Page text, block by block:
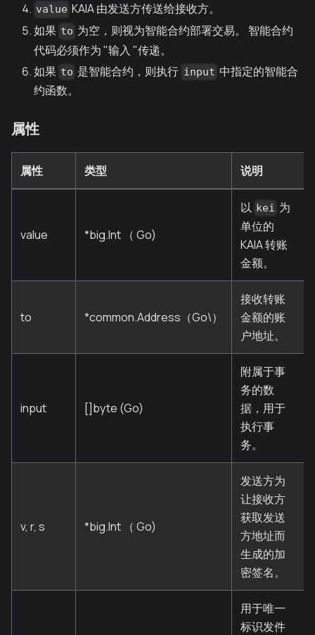
value KAIA 由发送方传送给接收方。
如果 to 为空，则视为智能合约部署交易。 智能合约
代码必须作为 "输入 "传递。
如果 to 是智能合约，则执行 input 中指定的智能合
约函数。
属性
属性 类型 说明
value *big.Int （ Go)
以 kei 为
单位的
KAIA 转账
金额。
to *common.Address（Go\）
接收转账
金额的账
户地址。
input []byte (Go)
附属于事
务的数
据，用于
执行事
务。
v, r, s *big.Int （ Go)
发送方为
让接收方
获取发送
方地址而
生成的加
密签名。
用于唯一
标识发件